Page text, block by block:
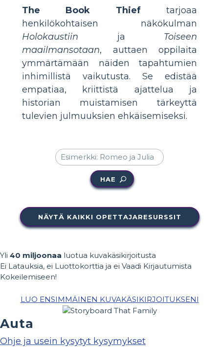
The Book Thieftarjoaa
henkilökohtaisen näkökulman
Holokaustiin ja Toiseen
maailmansotaan, auttaen oppilaita
ymmärtämään näiden tapahtumien
inhimillistä vaikutusta. Se edistää
empatiaa, kriittistä ajattelua ja
historian muistamisen tärkeyttä
tulevien julmuuksien ehkäisemiseksi.
HAE
NÄYTÄ KAIKKI OPETTAJARESURSSIT
Yli 40 miljoonaa luotua kuvakäsikirjoitusta
Ei Latauksia, ei Luottokorttia ja ei Vaadi Kirjautumista
Kokeilemiseen!
LUO ENSIMMÄINEN KUVAKÄSIKIRJOITUKSENI
Auta
Ohje ja usein kysytyt kysymykset